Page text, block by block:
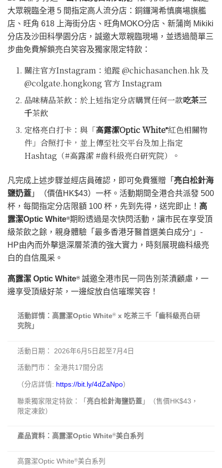
大眾親臨全港 5 間指定高人流分店：銅鑼灣希慎廣場旗艦
店、旺角 618 上海街分店、旺角MOKO分店、新蒲崗 Mikiki
分店及沙田科學園分店，誠邀大眾親臨現場，並透過簡單三
步曲免費解鎖亮白笑容及獨家限定特飲：
關注官方Instagram：追蹤 @chichasanchen.hk 及
@colgate.hongkong 官方 Instagram
品味精品茶飲：於上述指定分店購買任何一款吃茶三
千茶飲
定格亮白打卡：與「高露潔Optic White®紅色相關物
件」合照打卡，並上傳至社交平台及加上指定
Hashtag（#高露潔 #齒科級亮白研究院）。
凡完成上述步驟並經店員確認，即可免費獲贈「 亮白松針海
鹽奶蓋 」（價值HK$43）一杯。活動期間全港合共派發 500
杯，每間指定分店限額 100 杯，先到先得，送完即止！ 高
露潔Optic White®期盼透過是次快閃活動，讓市民在享受頂
級茶飲之餘，親身體驗「最多香港牙醫首選美白成分^ 」-
HP由內而外擊退深層茶漬的強大實力，時刻展現齒科級亮
白的自信風采。
高露潔 Optic White®誠邀全港市民一同告別茶漬顧慮，一
邊享受頂級好茶，一邊綻放自信璀璨笑容！
活動詳情：高露潔Optic White® x 吃茶三千「齒科級亮白研
究院」
活動日期： 2026年6月5日起至7月4日
活動門市： 全港共17間分店
（分店詳情: https://bit.ly/4dZaNpo）
聯乘獨家限定特飲：「 亮白松針海鹽奶蓋 」（售價HK$43，
限定凍飲）
產品資料：高露潔Optic White®美白系列
高露潔Optic White®美白系列